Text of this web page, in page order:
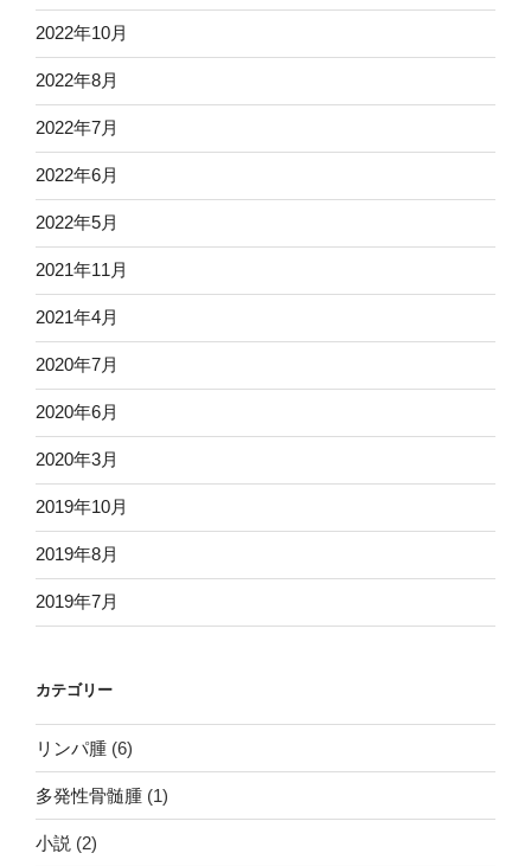
2022年10月
2022年8月
2022年7月
2022年6月
2022年5月
2021年11月
2021年4月
2020年7月
2020年6月
2020年3月
2019年10月
2019年8月
2019年7月
カテゴリー
リンパ腫 (6)
多発性骨髄腫 (1)
小説 (2)